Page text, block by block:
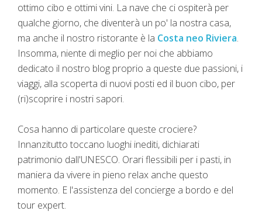
ottimo cibo e ottimi vini. La nave che ci ospiterà per
qualche giorno, che diventerà un po' la nostra casa,
ma anche il nostro ristorante è la Costa neo Riviera.
Insomma, niente di meglio per noi che abbiamo
dedicato il nostro blog proprio a queste due passioni, i
viaggi, alla scoperta di nuovi posti ed il buon cibo, per
(ri)scoprire i nostri sapori.
Cosa hanno di particolare queste crociere?
Innanzitutto toccano luoghi inediti, dichiarati
patrimonio dall'UNESCO. Orari flessibili per i pasti, in
maniera da vivere in pieno relax anche questo
momento. E l'assistenza del concierge a bordo e del
tour expert.